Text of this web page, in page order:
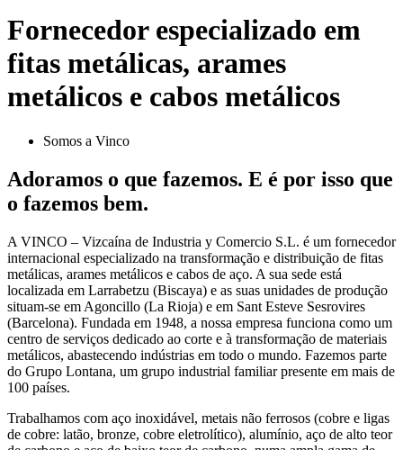
Fornecedor especializado em
fitas metálicas, arames
metálicos e cabos metálicos
Somos a Vinco
Adoramos o que fazemos. E é por isso que
o fazemos bem.
A VINCO – Vizcaína de Industria y Comercio S.L. é um fornecedor
internacional especializado na transformação e distribuição de fitas
metálicas, arames metálicos e cabos de aço. A sua sede está
localizada em Larrabetzu (Biscaya) e as suas unidades de produção
situam-se em Agoncillo (La Rioja) e em Sant Esteve Sesrovires
(Barcelona). Fundada em 1948, a nossa empresa funciona como um
centro de serviços dedicado ao corte e à transformação de materiais
metálicos, abastecendo indústrias em todo o mundo. Fazemos parte
do Grupo Lontana, um grupo industrial familiar presente em mais de
100 países.
Trabalhamos com aço inoxidável, metais não ferrosos (cobre e ligas
de cobre: latão, bronze, cobre eletrolítico), alumínio, aço de alto teor